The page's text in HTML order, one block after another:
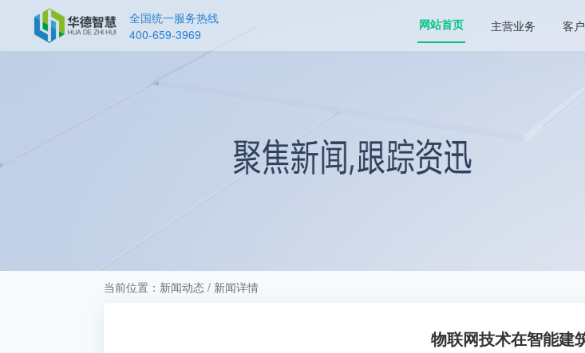
全国统一服务热线
400-659-3969
网站首页 主营业务 客
当前位置：新闻动态 / 新闻详情
物联网技术在智能建